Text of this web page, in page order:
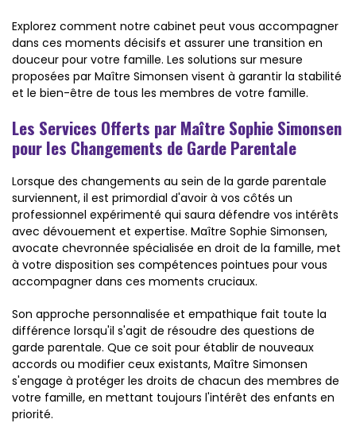
Explorez comment notre cabinet peut vous accompagner
dans ces moments décisifs et assurer une transition en
douceur pour votre famille. Les solutions sur mesure
proposées par Maître Simonsen visent à garantir la stabilité
et le bien-être de tous les membres de votre famille.
Les Services Offerts par Maître Sophie Simonsen
pour les Changements de Garde Parentale
Lorsque des changements au sein de la garde parentale
surviennent, il est primordial d'avoir à vos côtés un
professionnel expérimenté qui saura défendre vos intérêts
avec dévouement et expertise. Maître Sophie Simonsen,
avocate chevronnée spécialisée en droit de la famille, met
à votre disposition ses compétences pointues pour vous
accompagner dans ces moments cruciaux.
Son approche personnalisée et empathique fait toute la
différence lorsqu'il s'agit de résoudre des questions de
garde parentale. Que ce soit pour établir de nouveaux
accords ou modifier ceux existants, Maître Simonsen
s'engage à protéger les droits de chacun des membres de
votre famille, en mettant toujours l'intérêt des enfants en
priorité.